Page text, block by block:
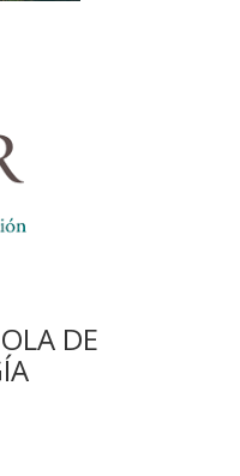
DE